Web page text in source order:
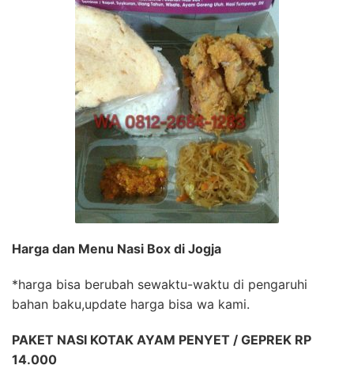
Harga dan Menu Nasi Box di Jogja
*harga bisa berubah sewaktu-waktu di pengaruhi
bahan baku,update harga bisa wa kami.
PAKET NASI KOTAK AYAM PENYET / GEPREK RP
14.000